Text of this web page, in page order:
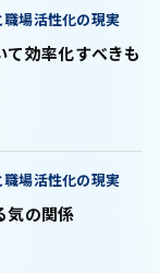
効率化すべきも
場活性化の現実
の関係
場活性化の現実